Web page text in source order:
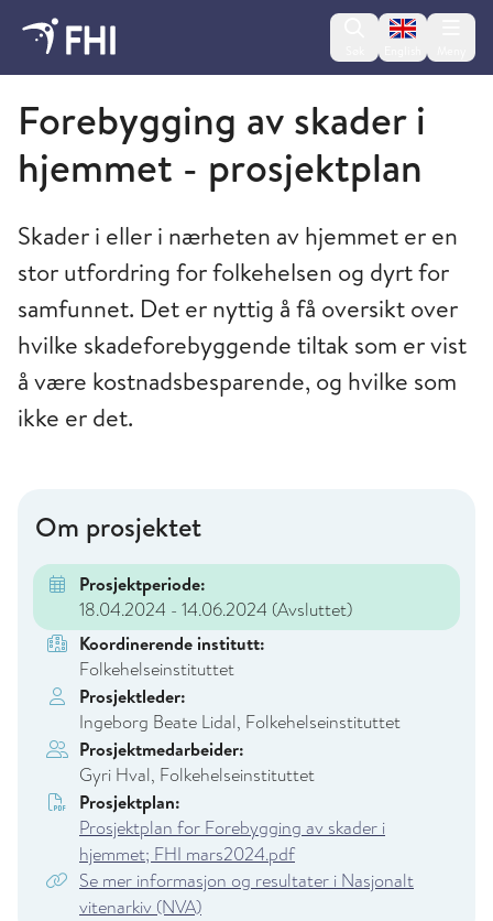
Change
Folkehelseinstituttet
Forebygging av skader i
hjemmet - prosjektplan
Skader i eller i nærheten av hjemmet er en
stor utfordring for folkehelsen og dyrt for
samfunnet. Det er nyttig å få oversikt over
hvilke skadeforebyggende tiltak som er vist
å være kostnadsbesparende, og hvilke som
ikke er det.
Om prosjektet
Prosjektperiode:
18.04.2024 - 14.06.2024 (Avsluttet)
Koordinerende institutt:
Folkehelseinstituttet
Prosjektleder:
Ingeborg Beate Lidal, Folkehelseinstituttet
Prosjektmedarbeider:
Gyri Hval, Folkehelseinstituttet
Prosjektplan:
Prosjektplan for Forebygging av skader i
hjemmet; FHI mars2024.pdf
Se mer informasjon og resultater i Nasjonalt
vitenarkiv (NVA)